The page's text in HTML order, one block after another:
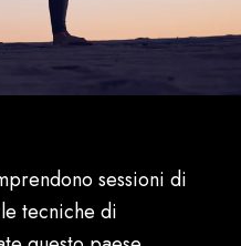
sessioni di
tecniche di